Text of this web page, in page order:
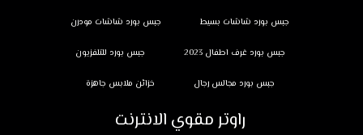
جبس بورد شاشات بسيط جبس بورد شاشات مودرن
جبس بورد غرف اطفال 2023 جبس بورد للتلفزيون
جبس بورد مجالس رجال خزائن ملابس جاهزة
راوتر مقوي الانترنت